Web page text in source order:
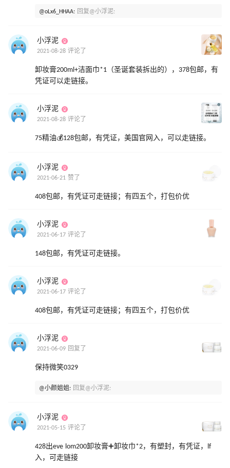
@oLx6_HHAA: 回复@小浮泥:
小浮泥
2021-08-28 评论了
卸妆膏200ml+洁面巾*1（圣诞套装拆出的），378包邮，有
凭证可以走链接。
小浮泥
2021-08-28 评论了
75精油💰128包邮，有凭证，美国官网入，可以走链接。
小浮泥
2021-06-21 赞了
408包邮，有凭证可走链接；有四五个，打包价优
小浮泥
2021-06-17 评论了
148包邮，有凭证可走链接。
小浮泥
2021-06-17 评论了
408包邮，有凭证可走链接；有四五个，打包价优
小浮泥
2021-06-09 回复了
保持微笑0329
@小颜姐姐: 回复@小浮泥:
小浮泥
2021-05-15 评论了
428出eve lom200卸妆膏➕卸妆巾*2，有塑封，有凭证，lf
入，可走链接